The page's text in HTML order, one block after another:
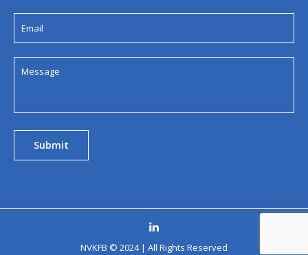
NVKFB © 2024 | All Rights Reserved